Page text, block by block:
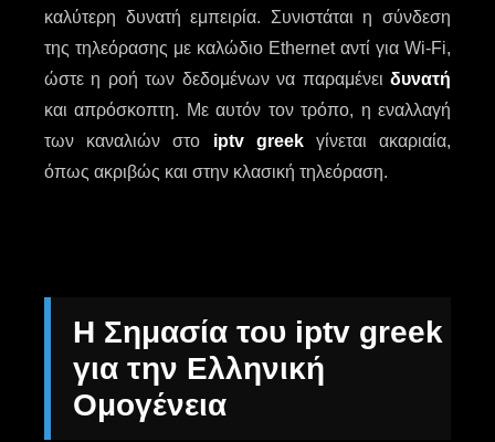
καλύτερη δυνατή εμπειρία. Συνιστάται η σύνδεση
της τηλεόρασης με καλώδιο Ethernet αντί για Wi-Fi,
ώστε η ροή των δεδομένων να παραμένει δυνατή
και απρόσκοπτη. Με αυτόν τον τρόπο, η εναλλαγή
των καναλιών στο iptv greekγίνεται ακαριαία,
όπως ακριβώς και στην κλασική τηλεόραση.
Η Σημασία του iptv greek
για την Ελληνική
Ομογένεια